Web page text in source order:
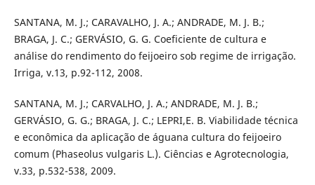
SANTANA, M. J.; CARAVALHO, J. A.; ANDRADE, M. J. B.;
BRAGA, J. C.; GERVÁSIO, G. G. Coeficiente de cultura e
análise do rendimento do feijoeiro sob regime de irrigação.
Irriga, v.13, p.92-112, 2008.
SANTANA, M. J.; CARVALHO, J. A.; ANDRADE, M. J. B.;
GERVÁSIO, G. G.; BRAGA, J. C.; LEPRI,E. B. Viabilidade técnica
e econômica da aplicação de águana cultura do feijoeiro
comum (Phaseolus vulgaris L.). Ciências e Agrotecnologia,
v.33, p.532-538, 2009.